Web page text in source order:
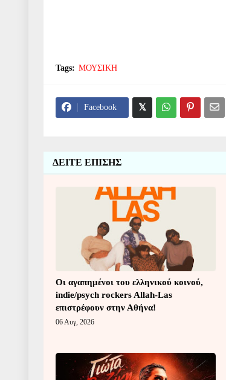
Tags: ΜΟΥΣΙΚΗ
Facebook
ΔΕΙΤΕ ΕΠΙΣΗΣ
Οι αγαπημένοι του ελληνικού κοινού,
indie/psych rockers Allah-Las
επιστρέφουν στην Αθήνα!
06 Αυγ, 2026